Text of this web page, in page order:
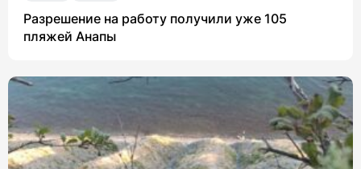
Разрешение на работу получили уже 105
пляжей Анапы